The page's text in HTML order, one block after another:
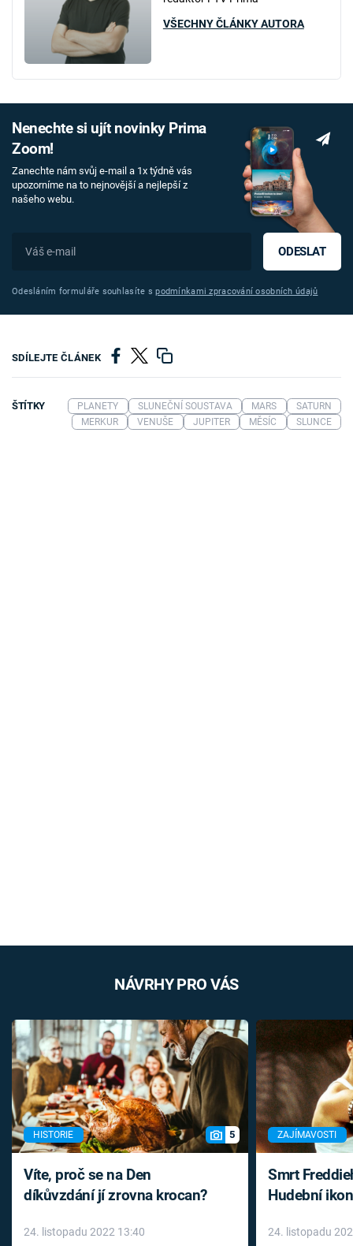
VŠECHNY ČLÁNKY AUTORA
Nenechte si ujít novinky Prima
Zoom!
Zanechte nám svůj e-mail a 1x týdně vás
upozorníme na to nejnovější a nejlepší z
našeho webu.
ODESLAT
Odesláním formuláře souhlasíte spodmínkami zpracování osobních údajů
SDÍLEJTE ČLÁNEK
ŠTÍTKY PLANETY SLUNEČNÍ SOUSTAVA MARS
SATURN
MERKUR
VENUŠE JUPITER MĚSÍC SLUNCE
NÁVRHY PRO VÁS
HISTORIE 5
Víte, proč se na Den
díkůvzdání jí zrovna krocan?
24. listopadu 2022 13:40
ZAJÍMAVOSTI
Smrt
Hudební
léky
24. listopadu